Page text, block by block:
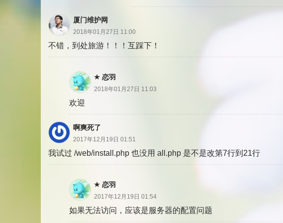
厦门维护网
2018年01月27日 11:00
不错，到处旅游！！！互踩下！
恋羽
2018年01月27日 11:03
欢迎
啊爽死了
2017年12月19日 01:51
我试过 /web/install.php 也没用 all.php 是不是改第7行到21行
恋羽
2017年12月19日 01:54
如果无法访问，应该是服务器的配置问题